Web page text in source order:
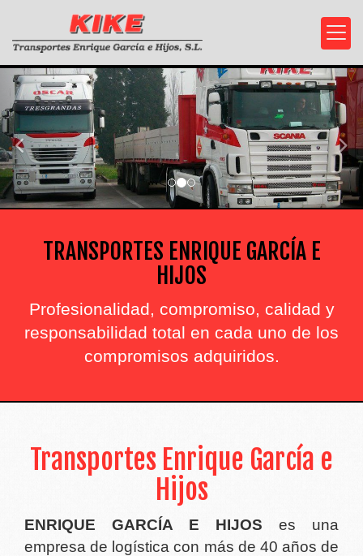
prev
TRANSPORTES ENRIQUE GARCÍA E
HIJOS
Profesionalidad, compromiso, calidad y
responsabilidad total en cada uno de los
compromisos adquiridos.
Operador Integral de
Transportes Enrique García e
Hijos
ENRIQUE GARCÍA E HIJOS es una
empresa de logística con más de 40 años de